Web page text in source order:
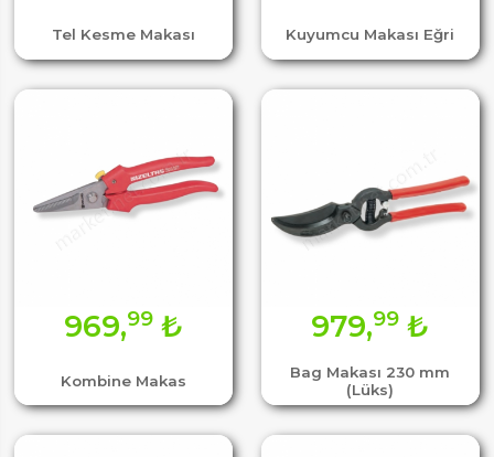
Tel Kesme Makası Kuyumcu Makası Eğri
Kombine Makas
969,99 ₺
Bag Makası 230 mm
(Lüks)
979,99 ₺